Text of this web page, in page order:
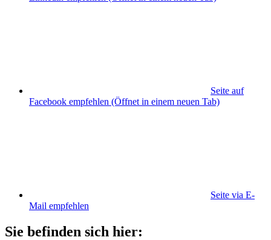
Seite auf
Facebook empfehlen (Öffnet in einem neuen Tab)
Seite via E-
Mail empfehlen
Sie befinden sich hier: